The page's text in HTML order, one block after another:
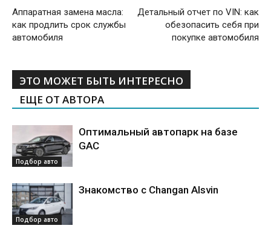
Аппаратная замена масла:
как продлить срок службы
автомобиля
Детальный отчет по VIN: как
обезопасить себя при
покупке автомобиля
ЭТО МОЖЕТ БЫТЬ ИНТЕРЕСНО
ЕЩЕ ОТ АВТОРА
Подбор авто
Оптимальный автопарк на базе
GAC
Подбор авто
Знакомство с Changan Alsvin